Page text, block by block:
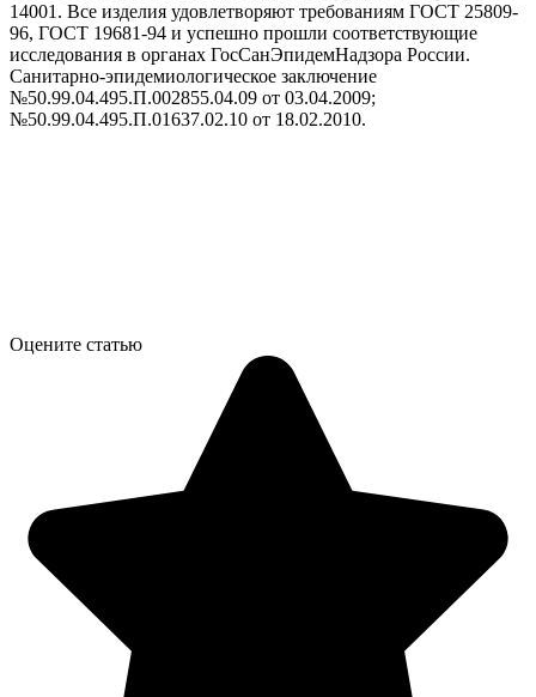
14001. Все изделия удовлетворяют требованиям ГОСТ 25809-
96, ГОСТ 19681-94 и успешно прошли соответствующие
исследования в органах ГосСанЭпидемНадзора России.
Санитарно-эпидемиологическое заключение
№50.99.04.495.П.002855.04.09 от 03.04.2009;
№50.99.04.495.П.01637.02.10 от 18.02.2010.
Оцените статью